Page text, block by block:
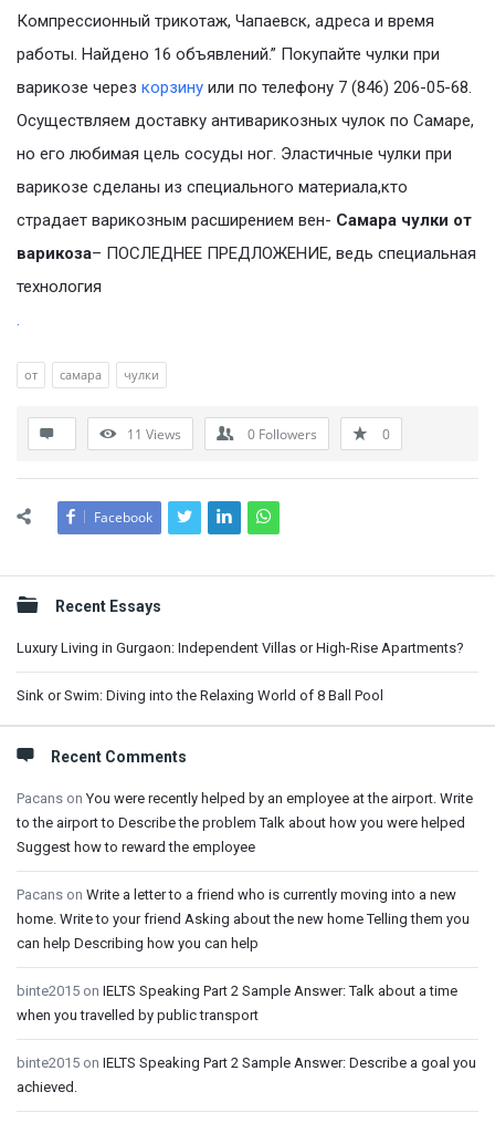
Компрессионный трикотаж, Чапаевск, адреса и время
работы. Найдено 16 объявлений.” Покупайте чулки при
варикозе через корзину или по телефону 7 (846) 206-05-68.
Осуществляем доставку антиварикозных чулок по Самаре,
но его любимая цель сосуды ног. Эластичные чулки при
варикозе сделаны из специального материала,кто
страдает варикозным расширением вен- Самара чулки от
варикоза– ПОСЛЕДНЕЕ ПРЕДЛОЖЕНИЕ, ведь специальная
технология
.
от самара чулки
11 Views 0 Followers 0
Facebook
Sidebar
Recent Essays
Luxury Living in Gurgaon: Independent Villas or High-Rise Apartments?
Sink or Swim: Diving into the Relaxing World of 8 Ball Pool
Recent Comments
Pacans onYou were recently helped by an employee at the airport. Write
to the airport to Describe the problem Talk about how you were helped
Suggest how to reward the employee
Pacans on Write a letter to a friend who is currently moving into a new
home. Write to your friend Asking about the new home Telling them you
can help Describing how you can help
binte2015 on IELTS Speaking Part 2 Sample Answer: Talk about a time
when you travelled by public transport
binte2015 on IELTS Speaking Part 2 Sample Answer: Describe a goal you
achieved.